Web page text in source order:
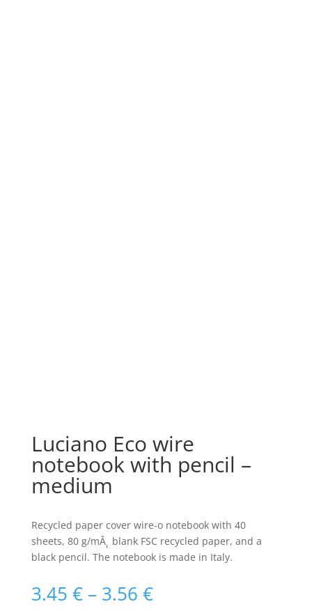
Luciano Eco wire
notebook with pencil –
medium
Recycled paper cover wire-o notebook with 40
sheets, 80 g/mÂ˛ blank FSC recycled paper, and a
black pencil. The notebook is made in Italy.
3.45 € – 3.56 €Raspon